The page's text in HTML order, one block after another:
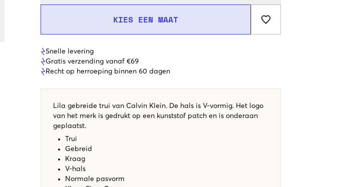
KIES EEN MAAT
Snelle levering
Gratis verzending vanaf €69
Recht op herroeping binnen 60 dagen
Lila gebreide trui van Calvin Klein. De hals is V-vormig. Het logo
van het merk is gedrukt op een kunststof patch en is onderaan
geplaatst.
Trui
Gebreid
Kraag
V-hals
Normale pasvorm